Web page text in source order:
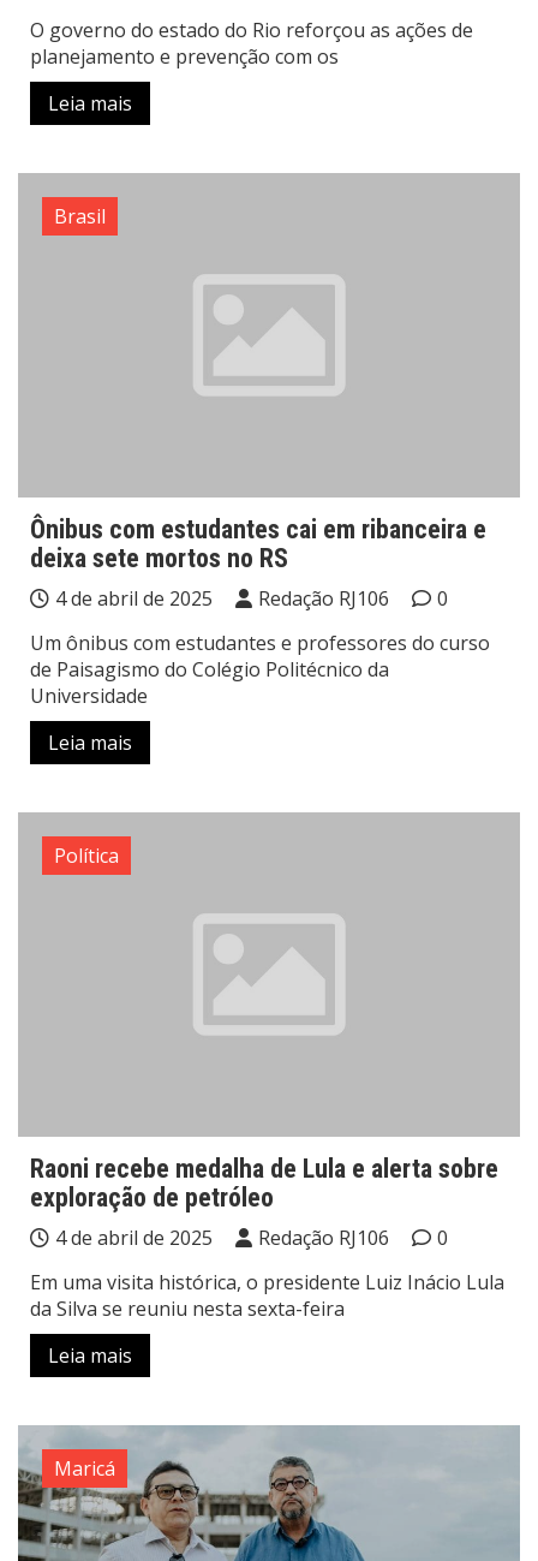
O governo do estado do Rio reforçou as ações de
planejamento e prevenção com os
Leia mais
Brasil
Ônibus com estudantes cai em ribanceira e
deixa sete mortos no RS
4 de abril de 2025 Redação RJ106
0
Um ônibus com estudantes e professores do curso
de Paisagismo do Colégio Politécnico da
Universidade
Leia mais
Política
Raoni recebe medalha de Lula e alerta sobre
exploração de petróleo
4 de abril de 2025 Redação RJ106
0
Em uma visita histórica, o presidente Luiz Inácio Lula
da Silva se reuniu nesta sexta-feira
Leia mais
Maricá